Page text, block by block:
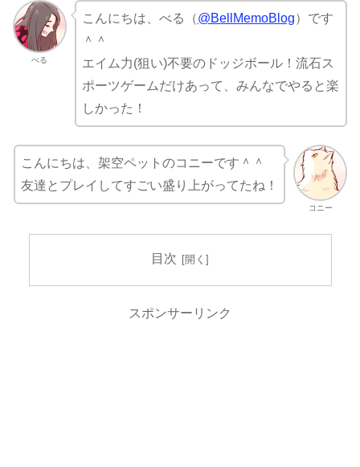
べる
こんにちは、べる（@BellMemoBlog）です
＾＾
エイム力(狙い)不要のドッジボール！流石ス
ポーツゲームだけあって、みんなでやると楽
しかった！
コニー
こんにちは、架空ペットのコニーです＾＾
友達とプレイしてすごい盛り上がってたね！
目次
スポンサーリンク